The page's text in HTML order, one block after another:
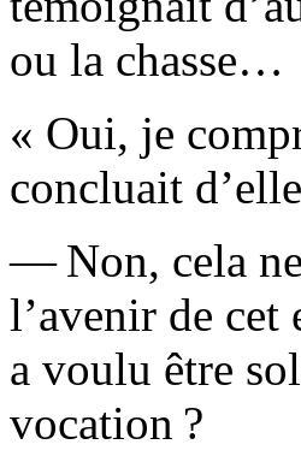
ou la chasse…
« Oui, je
concluait
— Non, cela
l’avenir de cet
a voulu être
vocation ?